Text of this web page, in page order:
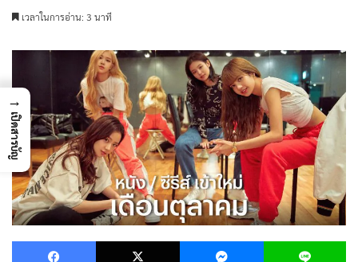
เวลาในการอ่าน: 3 นาที
Facebook X Messenger
→
เปิดสารบัญ